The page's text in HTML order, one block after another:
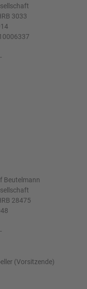
3033
Beutelmann
28475
(Vorsitzende)